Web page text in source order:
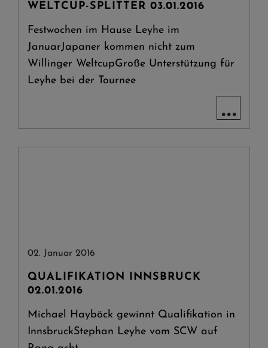
WELTCUP-SPLITTER 03.01.2016
Festwochen im Hause Leyhe im
JanuarJapaner kommen nicht zum
Willinger WeltcupGroße Unterstützung für
Leyhe bei der Tournee
...
02. Januar 2016
QUALIFIKATION INNSBRUCK
02.01.2016
Michael Hayböck gewinnt Qualifikation in
InnsbruckStephan Leyhe vom SCW auf